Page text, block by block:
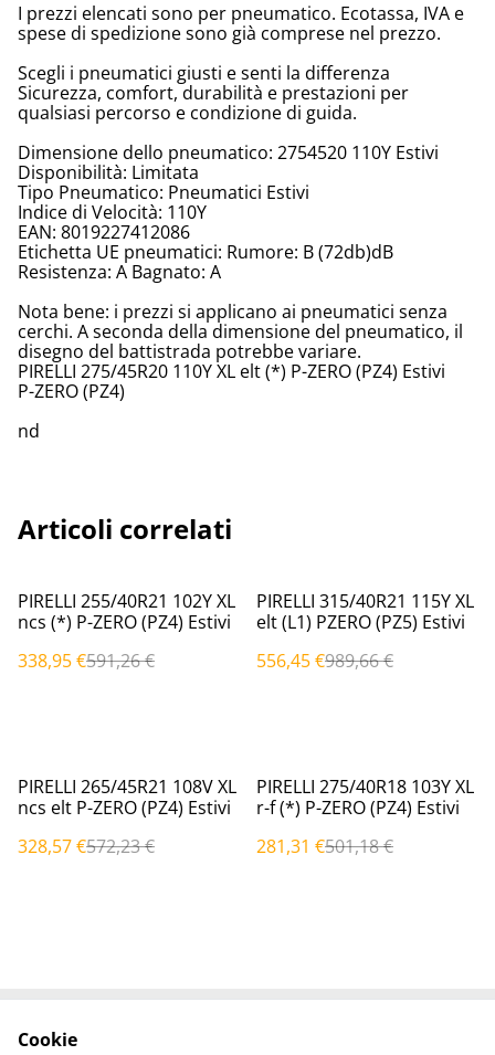
I prezzi elencati sono per pneumatico. Ecotassa, IVA e
spese di spedizione sono già comprese nel prezzo.
Scegli i pneumatici giusti e senti la differenza
Sicurezza, comfort, durabilità e prestazioni per
qualsiasi percorso e condizione di guida.
Dimensione dello pneumatico: 2754520 110Y Estivi
Disponibilità: Limitata
Tipo Pneumatico: Pneumatici Estivi
Indice di Velocità: 110Y
EAN: 8019227412086
Etichetta UE pneumatici: Rumore: B (72db)dB
Resistenza: A Bagnato: A
Nota bene: i prezzi si applicano ai pneumatici senza
cerchi. A seconda della dimensione del pneumatico, il
disegno del battistrada potrebbe variare.
PIRELLI 275/45R20 110Y XL elt (*) P-ZERO (PZ4) Estivi
P-ZERO (PZ4)
nd
Articoli correlati
%
PIRELLI 255/40R21 102Y XL
ncs (*) P-ZERO (PZ4) Estivi
338,95 €591,26 €
%
PIRELLI 315/40R21 115Y XL
elt (L1) PZERO (PZ5) Estivi
556,45 €989,66 €
%
PIRELLI 265/45R21 108V XL
ncs elt P-ZERO (PZ4) Estivi
328,57 €572,23 €
%
PIRELLI 275/40R18 103Y XL
r-f (*) P-ZERO (PZ4) Estivi
281,31 €501,18 €
Cookie